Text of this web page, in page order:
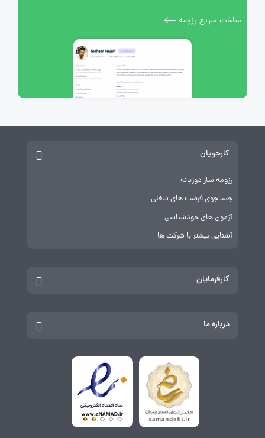
ساخت سریع رزومه
کارجویان
رزومه ساز دوزبانه
جستجوی فرصت های شغلی
آزمون های خودشناسی
آشنایی بیشتر با شرکت ها
کارفرمایان
درباره ما